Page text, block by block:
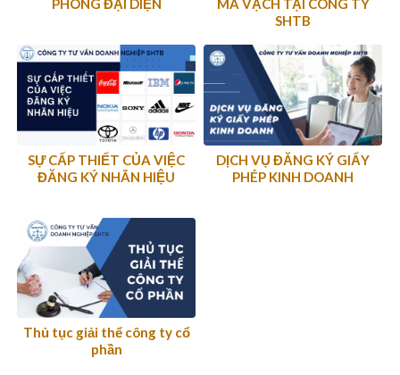
PHÒNG ĐẠI DIỆN
MÃ VẠCH TẠI CÔNG TY
SHTB
SỰ CẤP THIẾT CỦA VIỆC
ĐĂNG KÝ NHÃN HIỆU
DỊCH VỤ ĐĂNG KÝ GIẤY
PHÉP KINH DOANH
Thủ tục giải thể công ty cổ
phần